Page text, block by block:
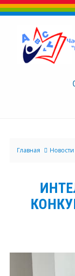
Главная Новости